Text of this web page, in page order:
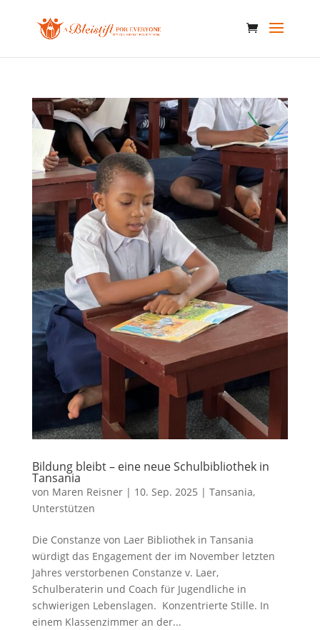
Bildung bleibt – eine neue Schulbibliothek in
Tansania
von Maren Reisner| 10. Sep. 2025 | Tansania,
Unterstützen
Die Constanze von Laer Bibliothek in Tansania
würdigt das Engagement der im November letzten
Jahres verstorbenen Constanze v. Laer,
Schulberaterin und Coach für Jugendliche in
schwierigen Lebenslagen. Konzentrierte Stille. In
einem Klassenzimmer an der...